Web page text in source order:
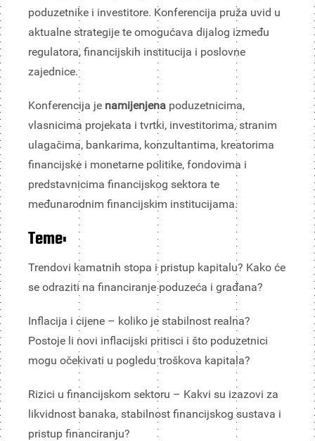
poduzetnike i investitore. Konferencija pruža uvid u
aktualne strategije te omogućava dijalog između
regulatora, financijskih institucija i poslovne
zajednice.
Konferencija je namijenjena poduzetnicima,
vlasnicima projekata i tvrtki, investitorima, stranim
ulagačima, bankarima, konzultantima, kreatorima
financijske i monetarne politike, fondovima i
predstavnicima financijskog sektora te
međunarodnim financijskim institucijama.
Teme:
Trendovi kamatnih stopa i pristup kapitalu? Kako će
se odraziti na financiranje poduzeća i građana?
Inflacija i cijene – koliko je stabilnost realna?
Postoje li novi inflacijski pritisci i što poduzetnici
mogu očekivati u pogledu troškova kapitala?
Rizici u financijskom sektoru – Kakvi su izazovi za
likvidnost banaka, stabilnost financijskog sustava i
pristup financiranju?